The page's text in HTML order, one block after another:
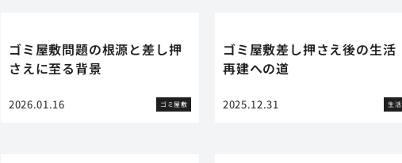
ゴミ屋敷問題の根源と差し押
さえに至る背景
2026.01.16 ゴミ屋敷
ゴミ屋敷差し押さえ後の生活
再建への道
2025.12.31 生活